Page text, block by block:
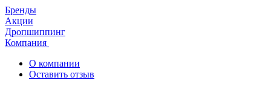
Бренды
Акции
Дропшиппинг
Компания
О компании
Оставить отзыв